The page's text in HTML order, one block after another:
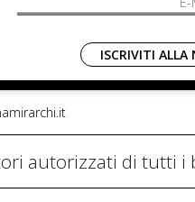
in Fiore Italia
autorizzati di tutti i
ISCRIVITI ALLA